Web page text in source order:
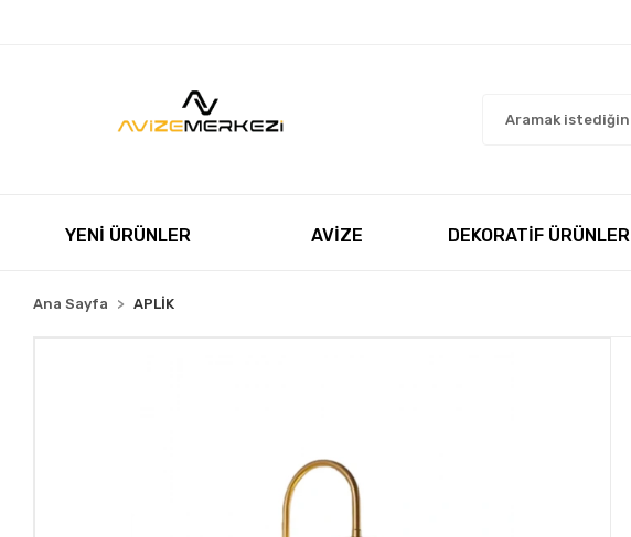
YENİ ÜRÜNLER AVİZE DEKORATİF ÜRÜNLER
Ana Sayfa APLİK